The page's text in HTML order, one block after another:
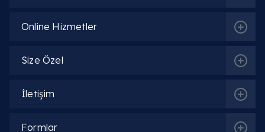
Sünnet yöntemleri nelerdir? (Lazer, Cerrahi,
Online Hizmetler
Size Özel
İletişim
Formlar